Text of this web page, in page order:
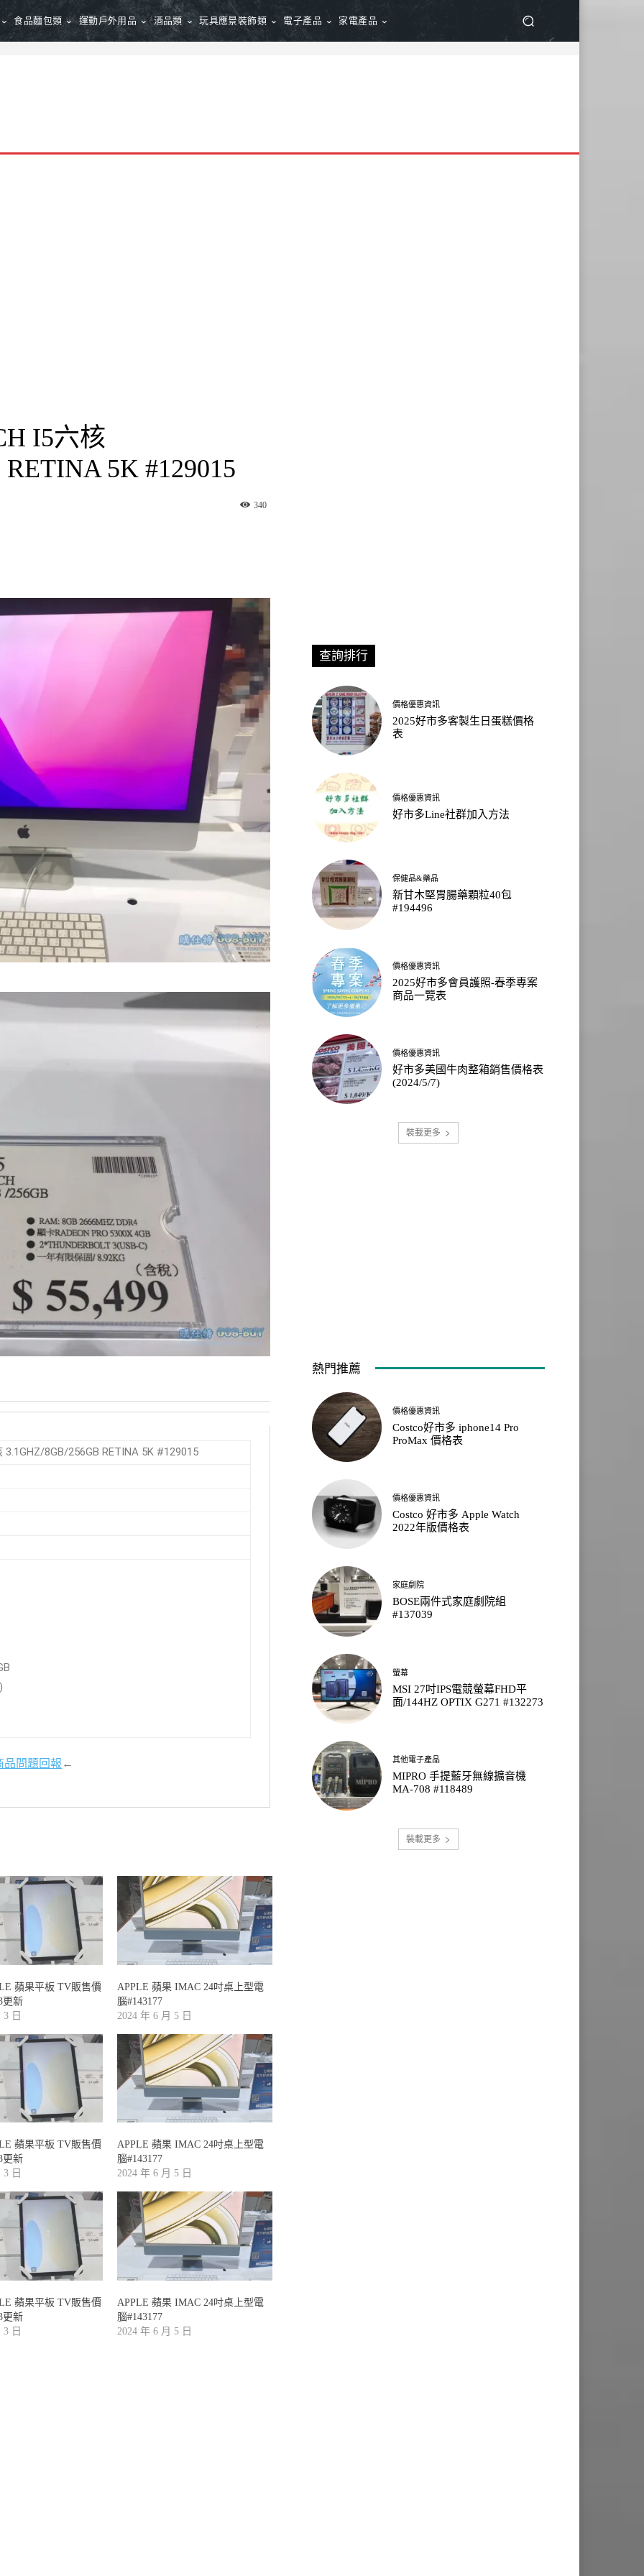
食品麵包類 運動戶外用品 酒品類 玩具應景裝飾類 電子產品 家電產品
I5六核
5K #129015
340
3.1GHZ/8GB/256GB RETINA 5K #129015
品問題回報←
蘋果平板 TV販售價
更新
3 日
APPLE 蘋果 IMAC 24吋桌上型電
腦#143177
2024 年 6 月 5 日
蘋果平板 TV販售價
更新
3 日
APPLE 蘋果 IMAC 24吋桌上型電
腦#143177
2024 年 6 月 5 日
蘋果平板 TV販售價
更新
3 日
APPLE 蘋果 IMAC 24吋桌上型電
腦#143177
2024 年 6 月 5 日
查詢排行
價格優惠資訊
2025好市多客製生日蛋糕價格
表
價格優惠資訊
好市多Line社群加入方法
保健品&藥品
新甘木堅胃腸藥顆粒40包
#194496
價格優惠資訊
2025好市多會員護照-春季專案
商品一覽表
價格優惠資訊
好市多美國牛肉整箱銷售價格表
(2024/5/7)
裝載更多
熱門推薦
價格優惠資訊
Costco好市多 iphone14 Pro
ProMax 價格表
價格優惠資訊
Costco 好市多 Apple Watch
2022年版價格表
家庭劇院
BOSE兩件式家庭劇院組
#137039
螢幕
MSI 27吋IPS電競螢幕FHD平
面/144HZ OPTIX G271 #132273
其他電子產品
MIPRO 手提藍牙無線擴音機
MA-708 #118489
裝載更多